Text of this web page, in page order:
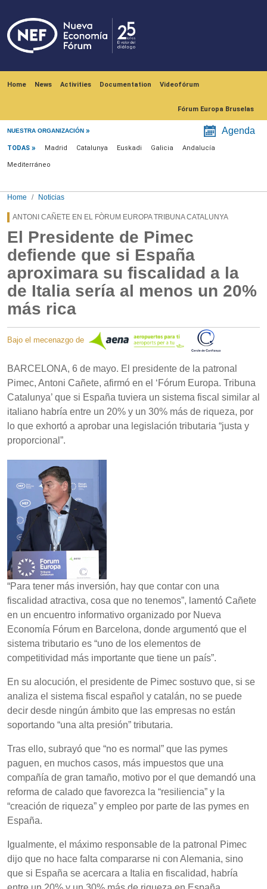
Home News Activities Documentation Videofórum
Fórum Europa Bruselas
NUESTRA ORGANIZACIÓN Agenda
Menú noticias
TODAS Madrid Catalunya Euskadi Galicia Andalucía
Mediterráneo
Home Noticias
ANTONI CAÑETE EN EL FÒRUM EUROPA TRIBUNA CATALUNYA
El Presidente de Pimec
defiende que si España
aproximara su fiscalidad a la
de Italia sería al menos un 20%
más rica
Bajo el mecenazgo de
BARCELONA, 6 de mayo. El presidente de la patronal
Pimec, Antoni Cañete, afirmó en el ‘Fórum Europa. Tribuna
Catalunya’ que si España tuviera un sistema fiscal similar al
italiano habría entre un 20% y un 30% más de riqueza, por
lo que exhortó a aprobar una legislación tributaria “justa y
proporcional”.
“Para tener más inversión, hay que contar con una
fiscalidad atractiva, cosa que no tenemos”, lamentó Cañete
en un encuentro informativo organizado por Nueva
Economía Fórum en Barcelona, donde argumentó que el
sistema tributario es “uno de los elementos de
competitividad más importante que tiene un país”.
En su alocución, el presidente de Pimec sostuvo que, si se
analiza el sistema fiscal español y catalán, no se puede
decir desde ningún ámbito que las empresas no están
soportando “una alta presión” tributaria.
Tras ello, subrayó que “no es normal” que las pymes
paguen, en muchos casos, más impuestos que una
compañía de gran tamaño, motivo por el que demandó una
reforma de calado que favorezca la “resiliencia” y la
“creación de riqueza” y empleo por parte de las pymes en
España.
Igualmente, el máximo responsable de la patronal Pimec
dijo que no hace falta compararse ni con Alemania, sino
que si España se acercara a Italia en fiscalidad, habría